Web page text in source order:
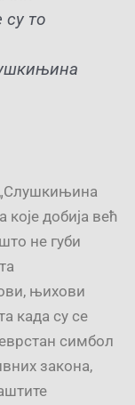
то
добија већ
не губи
њихови
када су се
симбол
закона,